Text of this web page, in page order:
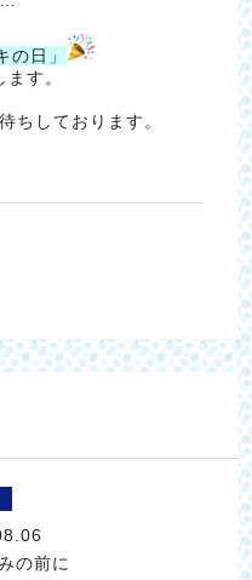
の日」
す。
ちしております。
の前に